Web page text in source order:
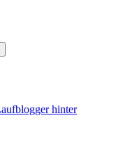
hinter